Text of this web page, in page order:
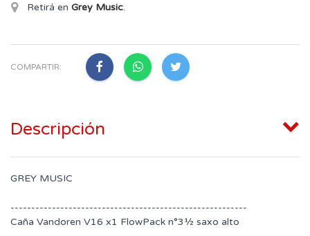
Retirá en Grey Music.
COMPARTIR:
Descripción
GREY MUSIC
---------------------------------------------------------
Caña Vandoren V16 x1 FlowPack n°3½ saxo alto